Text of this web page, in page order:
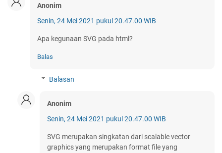
Anonim
Senin, 24 Mei 2021 pukul 20.47.00 WIB
Apa kegunaan SVG pada html?
Balas
Balasan
Anonim
Senin, 24 Mei 2021 pukul 20.47.00 WIB
SVG merupakan singkatan dari scalable vector
graphics yang merupakan format file yang